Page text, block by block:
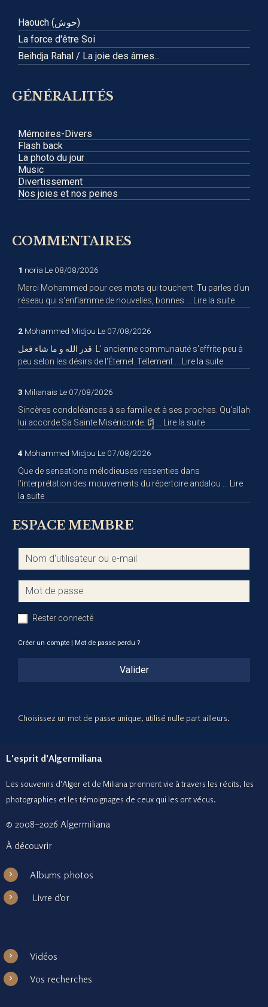
Haouch (حوش)
La force d'être Soi
Beihdja Rahal / La joie des âmes...
GÉNÉRALITÉS
Mémoires-Divers
Flash back
La photo du jour
Music
Divertissement
Nos joies et nos peines
COMMENTAIRES
1 noria Le 08/08/2026
Merci Mohammed pour ces mots qui touchent. Tu parles d'un
réseau qui s'enflamme de nouvelles, bonnes ... Lire la suite
2 Mohammed Midjou Le 07/08/2026
قدر الله و ما شاء فعل. L' ancienne communauté s'effrite peu à
peu selon les désirs de l'Éternel. Tellement ... Lire la suite
3 Milianais Le 07/08/2026
Sincères condoléances à sa famille et à ses proches. Qu'allah
Lire la suite
4 Mohammed Midjou Le 07/08/2026
Que de sensations mélodieuses ressenties dans
l'interprétation des mouvements du répertoire andalou ... Lire
la suite
ESPACE MEMBRE
Rester connecté
Créer un compte | Mot de passe perdu ?
Valider
Choisissez un mot de passe unique, utilisé nulle part ailleurs.
L'esprit d'Algermiliana
Les souvenirs d'Alger et de Miliana prennent vie à travers les récits, les
photographies et les témoignages de ceux qui les ont vécus.
© 2008–2026 Algermiliana
À découvrir
Albums photos
Livre d'or
Vidéos
Vos recherches